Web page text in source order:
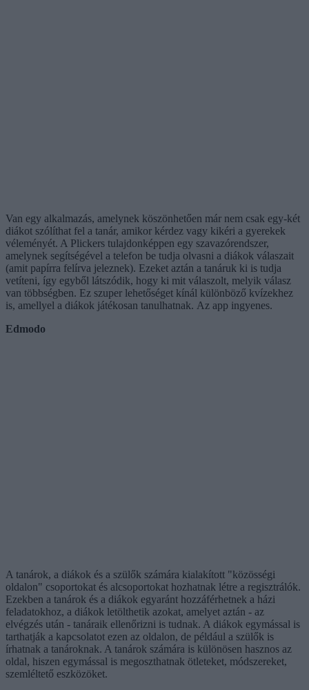
Van egy alkalmazás, amelynek köszönhetően már nem csak egy-két
diákot szólíthat fel a tanár, amikor kérdez vagy kikéri a gyerekek
véleményét. A Plickers tulajdonképpen egy szavazórendszer,
amelynek segítségével a telefon be tudja olvasni a diákok válaszait
(amit papírra felírva jeleznek). Ezeket aztán a tanáruk ki is tudja
vetíteni, így egyből látszódik, hogy ki mit válaszolt, melyik válasz
van többségben. Ez szuper lehetőséget kínál különböző kvízekhez
is, amellyel a diákok játékosan tanulhatnak. Az app ingyenes.
Edmodo
A tanárok, a diákok és a szülők számára kialakított "közösségi
oldalon" csoportokat és alcsoportokat hozhatnak létre a regisztrálók.
Ezekben a tanárok és a diákok egyaránt hozzáférhetnek a házi
feladatokhoz, a diákok letölthetik azokat, amelyet aztán - az
elvégzés után - tanáraik ellenőrizni is tudnak. A diákok egymással is
tarthatják a kapcsolatot ezen az oldalon, de például a szülők is
írhatnak a tanároknak. A tanárok számára is különösen hasznos az
oldal, hiszen egymással is megoszthatnak ötleteket, módszereket,
szemléltető eszközöket.